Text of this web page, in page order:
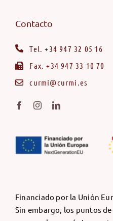
Contacto
Tel. +34 947 32 05 16
Fax. +34 947 33 10 70
curmi@curmi.es
Financiado por la Unión
Sin embargo, los puntos